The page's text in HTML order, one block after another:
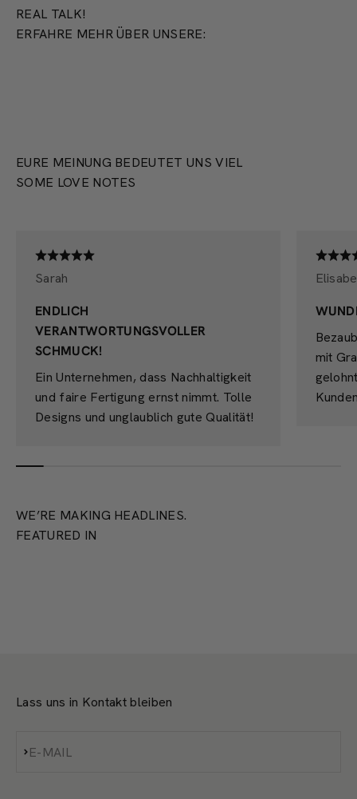
REAL TALK!
ERFAHRE MEHR ÜBER UNSERE:
EURE MEINUNG BEDEUTET UNS VIEL
SOME LOVE NOTES
Sarah
ENDLICH
VERANTWORTUNGSVOLLER
SCHMUCK!
Ein Unternehmen, dass Nachhaltigkeit
und faire Fertigung ernst nimmt. Tolle
Designs und unglaublich gute Qualität!
mit
WE’RE MAKING HEADLINES.
FEATURED IN
Lass uns in Kontakt bleiben
E-MAIL
Abonnieren